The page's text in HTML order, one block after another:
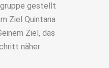
gestellt
Ziel Quintana
Ziel, das
näher